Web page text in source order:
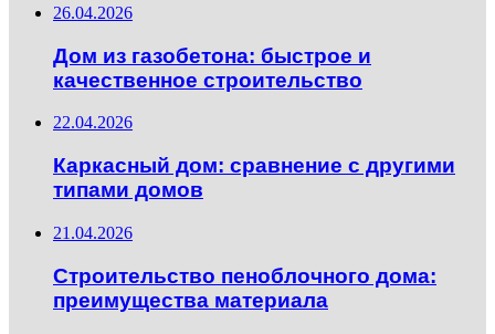
26.04.2026
Дом из газобетона: быстрое и
качественное строительство
22.04.2026
Каркасный дом: сравнение с другими
типами домов
21.04.2026
Строительство пеноблочного дома:
преимущества материала